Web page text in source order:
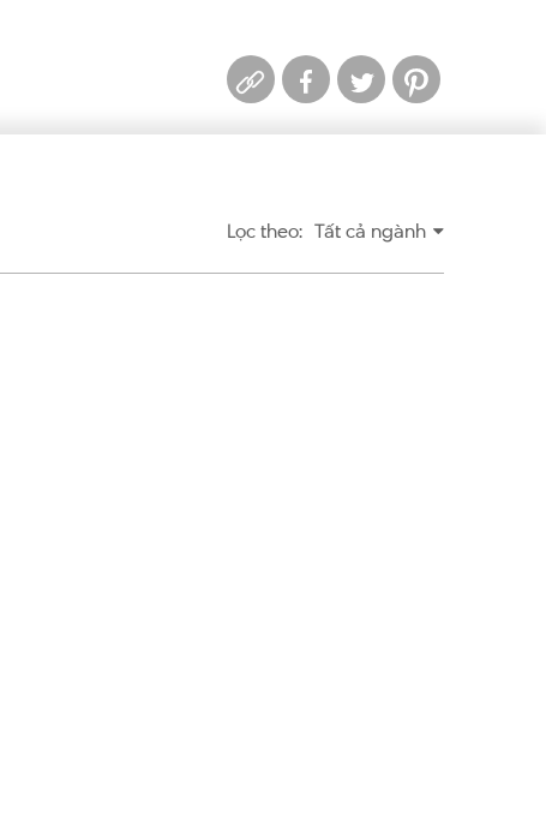
Lọc theo: Tất cả ngành